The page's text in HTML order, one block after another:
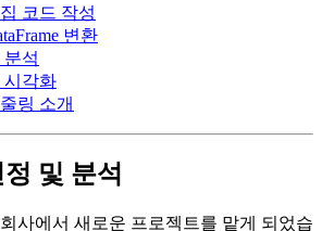
코드 작성
변환
석
시각화
링 소개
및 분석
사에서 새로운 프로젝트를 맡게 되었습